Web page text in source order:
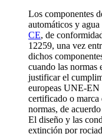
Los componentes
automáticos y
CE, de
12259, una vez
dichos
cuando las normas
justificar el
europeas UNE-EN
certificado o marca
normas, de
El diseño y las
extinción por